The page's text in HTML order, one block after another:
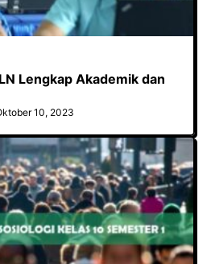
Lengkap Akademik dan
10, 2023